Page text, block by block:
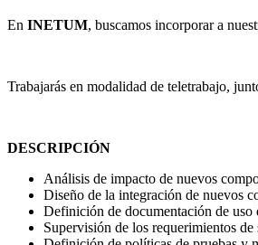
En INETUM, buscamos incorporar a
Trabajarás en modalidad de teletrabajo,
DESCRIPCIÓN
Análisis de impacto de nuevos
Diseño de la integración de nuevos
Definición de documentación de uso
Supervisión de los requerimientos